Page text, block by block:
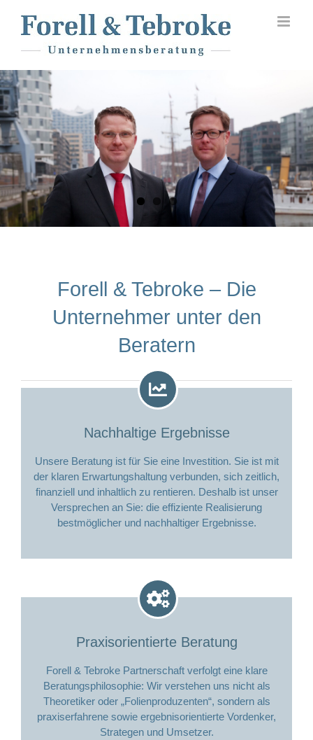
content
Forell & Tebroke – Die
Unternehmer unter den
Beratern
Nachhaltige Ergebnisse
Unsere Beratung ist für Sie eine Investition. Sie ist mit
der klaren Erwartungshaltung verbunden, sich zeitlich,
finanziell und inhaltlich zu rentieren. Deshalb ist unser
Versprechen an Sie: die effiziente Realisierung
bestmöglicher und nachhaltiger Ergebnisse.
Praxisorientierte Beratung
Forell & Tebroke Partnerschaft verfolgt eine klare
Beratungsphilosophie: Wir verstehen uns nicht als
Theoretiker oder „Folienproduzenten“, sondern als
praxiserfahrene sowie ergebnisorientierte Vordenker,
Strategen und Umsetzer.